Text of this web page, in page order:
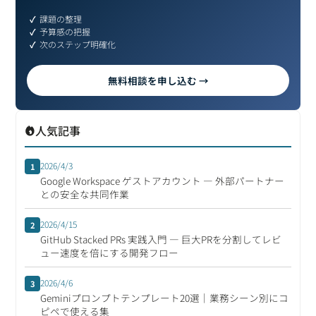
課題の整理
予算感の把握
次のステップ明確化
無料相談を申し込む →
人気記事
1 2026/4/3
Google Workspace ゲストアカウント ― 外部パートナー
との安全な共同作業
2 2026/4/15
GitHub Stacked PRs 実践入門 ― 巨大PRを分割してレビ
ュー速度を倍にする開発フロー
3 2026/4/6
Geminiプロンプトテンプレート20選｜業務シーン別にコ
ピペで使える集